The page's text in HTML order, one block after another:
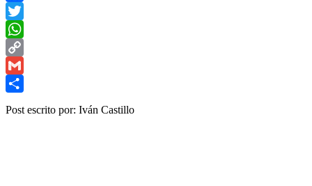
Facebook
Twitter
WhatsApp
Copy
Link
Gmail
Post escrito por: Iván Castillo